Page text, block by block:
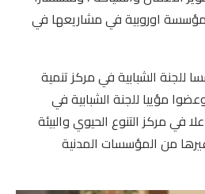
لمؤسسة اوروبية في مشاريعها في
الشبابية في مركز تنمية
مؤييا للجنة الشبابية في
في مركز التنوع الحيوي والبيئة
من المؤسسات المدنية